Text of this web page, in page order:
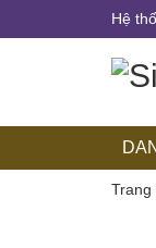
Hệ
Trang